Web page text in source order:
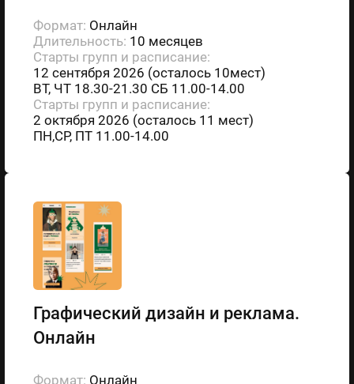
Формат: Онлайн
Длительность: 10 месяцев
Старты групп и расписание:
12 сентября 2026 (осталось 10мест)
ВТ, ЧТ 18.30-21.30 СБ 11.00-14.00
Старты групп и расписание:
2 октября 2026 (осталось 11 мест)
ПН,СР, ПТ 11.00-14.00
Графический дизайн и реклама.
Онлайн
Формат: Онлайн